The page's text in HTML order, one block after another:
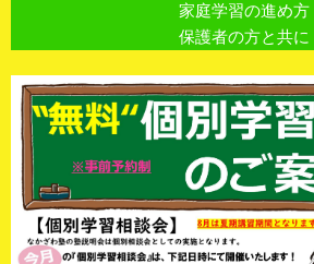
家庭学習の進め方
保護者の方と共に